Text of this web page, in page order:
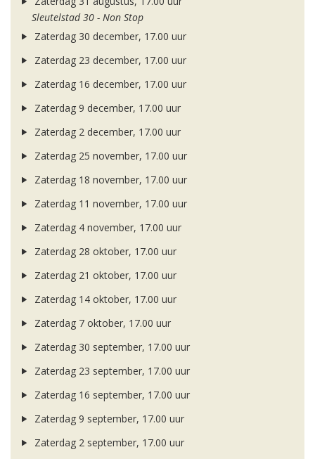
Sleutelstad 30 - Non Stop
Zaterdag 30 december, 17.00 uur
Zaterdag 23 december, 17.00 uur
Zaterdag 16 december, 17.00 uur
Zaterdag 9 december, 17.00 uur
Zaterdag 2 december, 17.00 uur
Zaterdag 25 november, 17.00 uur
Zaterdag 18 november, 17.00 uur
Zaterdag 11 november, 17.00 uur
Zaterdag 4 november, 17.00 uur
Zaterdag 28 oktober, 17.00 uur
Zaterdag 21 oktober, 17.00 uur
Zaterdag 14 oktober, 17.00 uur
Zaterdag 7 oktober, 17.00 uur
Zaterdag 30 september, 17.00 uur
Zaterdag 23 september, 17.00 uur
Zaterdag 16 september, 17.00 uur
Zaterdag 9 september, 17.00 uur
Zaterdag 2 september, 17.00 uur